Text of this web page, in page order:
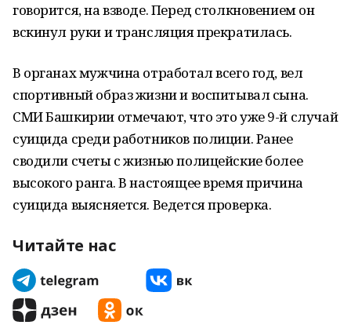
говорится, на взводе. Перед столкновением он
вскинул руки и трансляция прекратилась.
В органах мужчина отработал всего год, вел
спортивный образ жизни и воспитывал сына.
СМИ Башкирии отмечают, что это уже 9-й случай
суицида среди работников полиции. Ранее
сводили счеты с жизнью полицейские более
высокого ранга. В настоящее время причина
суицида выясняется. Ведется проверка.
Читайте нас